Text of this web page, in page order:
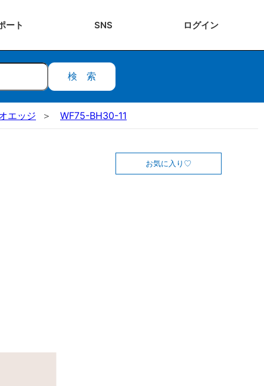
ート SNS ログイン
検索
エッジ WF75-BH30-11
お気に入り